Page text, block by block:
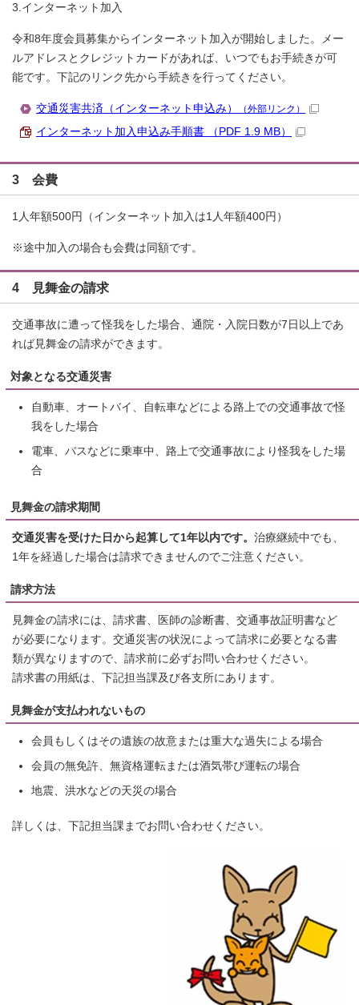
3.インターネット加入
令和8年度会員募集からインターネット加入が開始しました。メー
ルアドレスとクレジットカードがあれば、いつでもお手続きが可
能です。下記のリンク先から手続きを行ってください。
交通災害共済（インターネット申込み） （外部リンク）
インターネット加入申込み手順書 （PDF 1.9 MB）
3 会費
1人年額500円（インターネット加入は1人年額400円）
※途中加入の場合も会費は同額です。
4 見舞金の請求
交通事故に遭って怪我をした場合、通院・入院日数が7日以上であ
れば見舞金の請求ができます。
対象となる交通災害
自動車、オートバイ、自転車などによる路上での交通事故で怪
我をした場合
電車、バスなどに乗車中、路上で交通事故により怪我をした場
合
見舞金の請求期間
交通災害を受けた日から起算して1年以内です。 治療継続中でも、
1年を経過した場合は請求できませんのでご注意ください。
請求方法
見舞金の請求には、請求書、医師の診断書、交通事故証明書など
が必要になります。交通災害の状況によって請求に必要となる書
類が異なりますので、請求前に必ずお問い合わせください。
請求書の用紙は、下記担当課及び各支所にあります。
見舞金が支払われないもの
会員もしくはその遺族の故意または重大な過失による場合
会員の無免許、無資格運転または酒気帯び運転の場合
地震、洪水などの天災の場合
詳しくは、下記担当課までお問い合わせください。